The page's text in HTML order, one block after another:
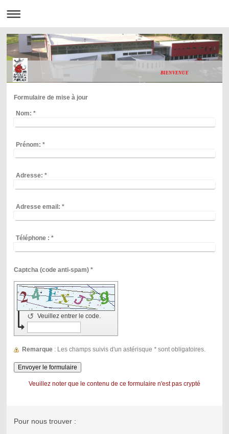
BIENVENUE
Formulaire de mise à jour
Nom: *
Prénom: *
Adresse: *
Adresse email: *
Téléphone : *
Captcha (code anti-spam) *
Veuillez entrer le code.
↺
Remarque : Les champs suivis d'un astérisque *sont obligatoires.
Veuillez noter que le contenu de ce formulaire n'est pas crypté
Pour nous trouver :